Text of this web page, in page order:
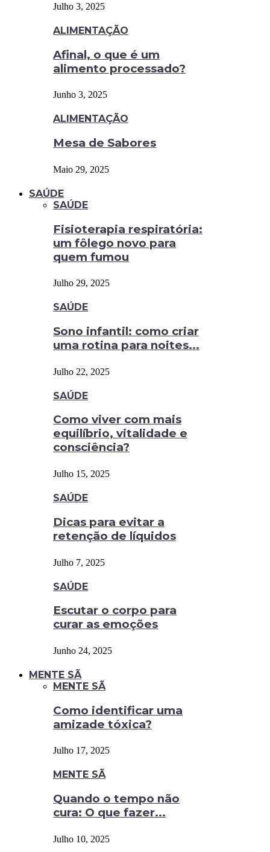
Julho 3, 2025
ALIMENTAÇÃO
Afinal, o que é um
alimento processado?
Junho 3, 2025
ALIMENTAÇÃO
Mesa de Sabores
Maio 29, 2025
SAÚDE
SAÚDE
Fisioterapia respiratória:
um fôlego novo para
quem fumou
Julho 29, 2025
SAÚDE
Sono infantil: como criar
uma rotina para noites...
Julho 22, 2025
SAÚDE
Como viver com mais
equilíbrio, vitalidade e
consciência?
Julho 15, 2025
SAÚDE
Dicas para evitar a
retenção de líquidos
Julho 7, 2025
SAÚDE
Escutar o corpo para
curar as emoções
Junho 24, 2025
MENTE SÃ
MENTE SÃ
Como identificar uma
amizade tóxica?
Julho 17, 2025
MENTE SÃ
Quando o tempo não
cura: O que fazer...
Julho 10, 2025